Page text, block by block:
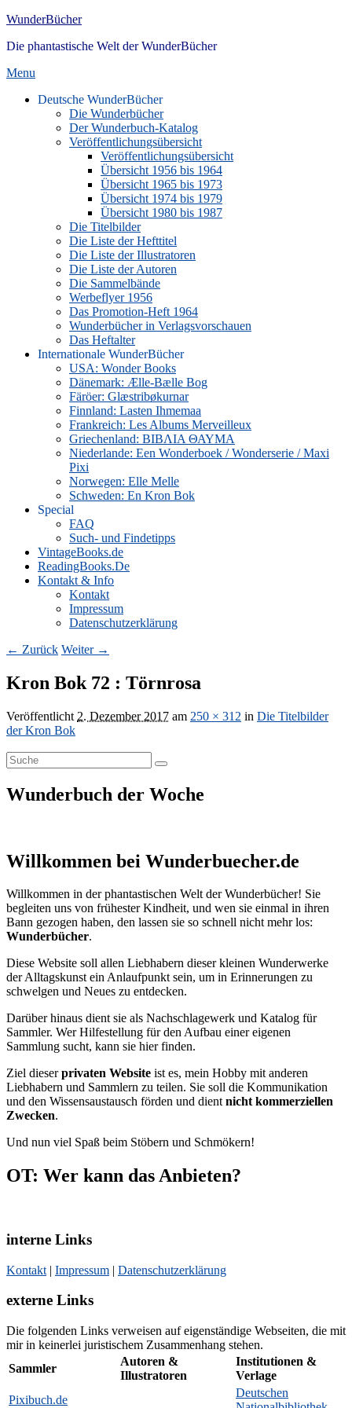
Skip
content
WunderBücher
Die phantastische Welt der WunderBücher
Menu
Hauptmenü
Deutsche WunderBücher
Die Wunderbücher
Der Wunderbuch-Katalog
Veröffentlichungsübersicht
Veröffentlichungsübersicht
Übersicht 1956 bis 1964
Übersicht 1965 bis 1973
Übersicht 1974 bis 1979
Übersicht 1980 bis 1987
Die Titelbilder
Die Liste der Hefttitel
Die Liste der Illustratoren
Die Liste der Autoren
Die Sammelbände
Werbeflyer 1956
Das Promotion-Heft 1964
Wunderbücher in Verlagsvorschauen
Das Heftalter
Internationale WunderBücher
USA: Wonder Books
Dänemark: Ælle-Bælle Bog
Färöer: Glæstribøkurnar
Finnland: Lasten Ihmemaa
Frankreich: Les Albums Merveilleux
Griechenland: ΒΙΒΛΙΑ ΘΑΥΜΑ
Niederlande: Een Wonderboek / Wonderserie / Maxi
Pixi
Norwegen: Elle Melle
Schweden: En Kron Bok
Special
FAQ
Such- und Findetipps
VintageBooks.de
ReadingBooks.De
Kontakt & Info
Kontakt
Impressum
Datenschutzerklärung
Bild-
← Zurück Weiter →
Kron Bok 72 : Törnrosa
Veröffentlicht 2. Dezember 2017 am 250 × 312 in Die Titelbilder
der Kron Bok
Primärer
Seitenleisten
Widget-
Search
for:
Suche
Wunderbuch der Woche
Willkommen bei Wunderbuecher.de
Willkommen in der phantastischen Welt der Wunderbücher! Sie
begleiten uns von frühester Kindheit, und wen sie einmal in ihren
Bann gezogen haben, den lassen sie so schnell nicht mehr los:
Wunderbücher.
Diese Website soll allen Liebhabern dieser kleinen Wunderwerke
der Alltagskunst ein Anlaufpunkt sein, um in Erinnerungen zu
schwelgen und Neues zu entdecken.
Darüber hinaus dient sie als Nachschlagewerk und Katalog für
Sammler. Wer Hilfestellung für den Aufbau einer eigenen
Sammlung sucht, kann sie hier finden.
Ziel dieserprivaten Website ist es, mein Hobby mit anderen
Liebhabern und Sammlern zu teilen. Sie soll die Kommunikation
und den Wissensaustausch förden und dientnicht kommerziellen
Zwecken.
Und nun viel Spaß beim Stöbern und Schmökern!
OT: Wer kann das Anbieten?
interne Links
Kontakt | Impressum | Datenschutzerklärung
externe Links
Die folgenden Links verweisen auf eigenständige Webseiten, die mit
mir in keinerlei juristischem Zusammenhang stehen.
Sammler
Autoren &
Illustratoren
Institutionen &
Verlage
Pixibuch.de
Deutschen